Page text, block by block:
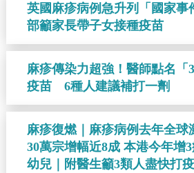
英國麻疹病例急升列「國家
部籲家長帶子女接種疫苗
麻疹傳染力超強！醫師點名「
疫苗 6種人建議補打一劑
麻疹復燃｜麻疹病例去年全球
30萬宗增幅近8成 本港今年增
幼兒｜附醫生籲3類人盡快打